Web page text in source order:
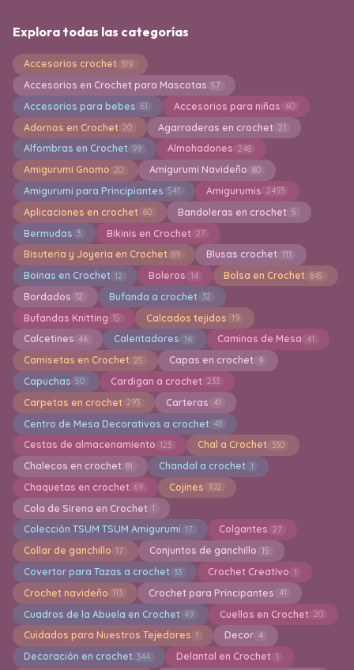
Explora todas las categorías
Accesorios crochet 319
Accesorios en Crochet para Mascotas 57
Accesorios para bebes 61 Accesorios para niñas 60
Adornos en Crochet 20 Agarraderas en crochet 21
Alfombras en Crochet 99 Almohadones 248
Amigurumi Gnomo 20 Amigurumi Navideño 80
Amigurumi para Principiantes 541 Amigurumis 2493
Aplicaciones en crochet 60 Bandoleras en crochet 5
Bermudas 3 Bikinis en Crochet 27
Bisuteria y Joyeria en Crochet 89 Blusas crochet 111
Boinas en Crochet 12 Boleros 14 Bolsa en Crochet 845
Bordados 12 Bufanda a crochet 32
Bufandas Knitting 15 Calcados tejidos 19
Calcetines 46 Calentadores 16 Caminos de Mesa 41
Camisetas en Crochet 25 Capas en crochet 9
Capuchas 50 Cardigan a crochet 233
Carpetas en crochet 293 Carteras 41
Centro de Mesa Decorativos a crochet 48
Cestas de almacenamiento 123 Chal a Crochet 330
Chalecos en crochet 81 Chandal a crochet 1
Chaquetas en crochet 69 Cojines 102
Cola de Sirena en Crochet 1
Colección TSUM TSUM Amigurumi 17 Colgantes 27
Collar de ganchillo 17 Conjuntos de ganchillo 15
Covertor para Tazas a crochet 33 Crochet Creativo 1
Crochet navideño 113 Crochet para Principantes 41
Cuadros de la Abuela en Crochet 49 Cuellos en Crochet 20
Cuidados para Nuestros Tejedores 1 Decor 4
Decoración en crochet 344 Delantal en Crochet 1